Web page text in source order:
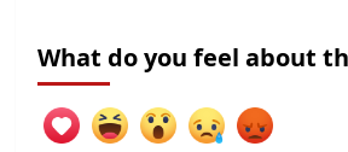
What do you feel about